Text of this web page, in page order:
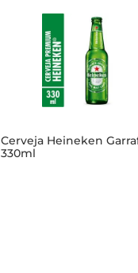
Cerveja Heineken
330ml